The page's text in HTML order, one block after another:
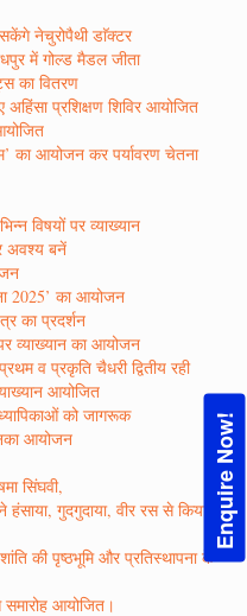
Enquire Now!
सकेंगे नेचुरोपैथी डाॅक्टर
में गोल्ड मैडल जीता
का वितरण
प्रशिक्षण शिविर आयोजित
का आयोजन कर पर्यावरण चेतना
विषयों पर व्याख्यान
अवश्य बनें
2025’ का आयोजन
का प्रदर्शन
व्याख्यान का आयोजन
प्रथम व प्रकृति चैधरी द्वितीय रही
आयोजित
को जागरूक
आयोजन
सिंघवी,
हंसाया, गुदगुदाया, वीर रस से किया
की पृष्ठभूमि और प्रतिस्थापना के
आयोजित।